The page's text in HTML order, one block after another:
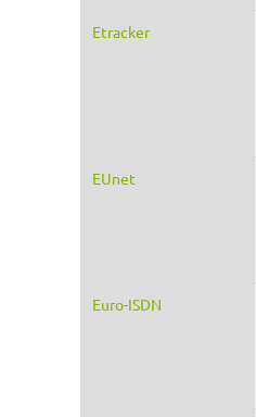
Etracker
EUnet
Euro-ISDN